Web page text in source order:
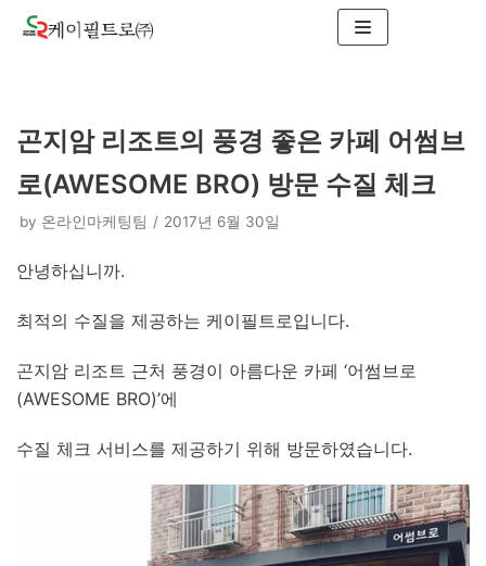
콘
건
뛰
기
곤지암 리조트의 풍경 좋은 카페 어썸브
로(AWESOME BRO) 방문 수질 체크
by 온라인마케팅팀 2017년 6월 30일
안녕하십니까.
최적의 수질을 제공하는 케이필트로입니다.
곤지암 리조트 근처 풍경이 아름다운 카페 ‘어썸브로
(AWESOME BRO)’에
수질 체크 서비스를 제공하기 위해 방문하였습니다.